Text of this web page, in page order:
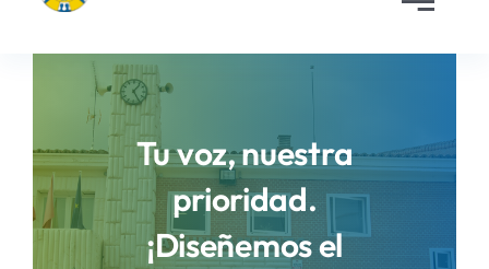
Ayuntamiento
Municipio
Tu voz, nuestra
prioridad.
¡Diseñemos el